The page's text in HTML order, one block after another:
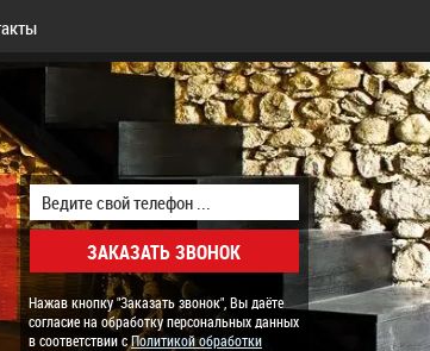
Нажав кнопку "Заказать звонок", Вы даёте
согласие на обработку персональных данных
в соответствии сПолитикой обработки